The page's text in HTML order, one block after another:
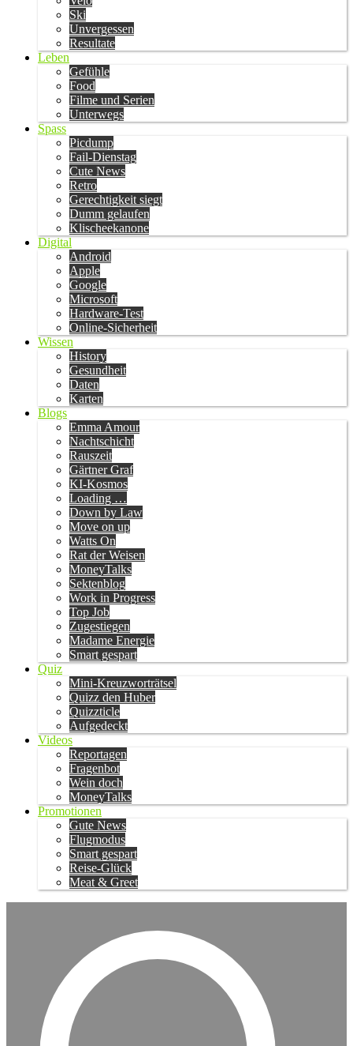
Ski
Unvergessen
Resultate
Leben
Gefühle
Food
Filme und Serien
Unterwegs
Spass
Picdump
Fail-Dienstag
Cute News
Retro
Gerechtigkeit siegt
Dumm gelaufen
Klischeekanone
Digital
Android
Apple
Google
Microsoft
Hardware-Test
Online-Sicherheit
Wissen
History
Gesundheit
Daten
Karten
Blogs
Emma Amour
Nachtschicht
Rauszeit
Gärtner Graf
KI-Kosmos
Loading …
Down by Law
Move on up
Watts On
Rat der Weisen
MoneyTalks
Sektenblog
Work in Progress
Top Job
Zugestiegen
Madame Energie
Smart gespart
Quiz
Mini-Kreuzworträtsel
Quizz den Huber
Quizzticle
Aufgedeckt
Videos
Reportagen
Fragenbot
Wein doch
MoneyTalks
Promotionen
Gute News
Flugmodus
Smart gespart
Reise-Glück
Meat & Greet